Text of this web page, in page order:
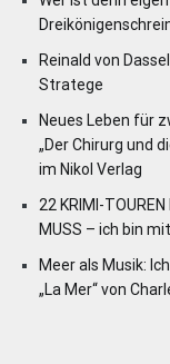
Reinald von
Stratege
Neues Leben für
„Der Chirurg und
im Nikol Verlag
22 KRIMI-TOUREN
MUSS – ich bin
Meer als Musik:
„La Mer“ von